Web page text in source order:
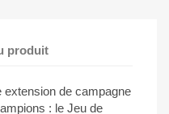
produit
de campagne
: le Jeu de